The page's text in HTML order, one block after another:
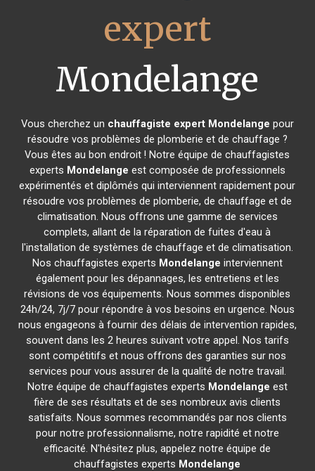
expert
Mondelange
Vous cherchez un chauffagiste expert Mondelange pour
résoudre vos problèmes de plomberie et de chauffage ?
Vous êtes au bon endroit ! Notre équipe de chauffagistes
experts Mondelange est composée de professionnels
expérimentés et diplômés qui interviennent rapidement pour
résoudre vos problèmes de plomberie, de chauffage et de
climatisation. Nous offrons une gamme de services
complets, allant de la réparation de fuites d'eau à
l'installation de systèmes de chauffage et de climatisation.
Nos chauffagistes experts Mondelange interviennent
également pour les dépannages, les entretiens et les
révisions de vos équipements. Nous sommes disponibles
24h/24, 7j/7 pour répondre à vos besoins en urgence. Nous
nous engageons à fournir des délais de intervention rapides,
souvent dans les 2 heures suivant votre appel. Nos tarifs
sont compétitifs et nous offrons des garanties sur nos
services pour vous assurer de la qualité de notre travail.
Notre équipe de chauffagistes experts Mondelange est
fière de ses résultats et de ses nombreux avis clients
satisfaits. Nous sommes recommandés par nos clients
pour notre professionnalisme, notre rapidité et notre
efficacité. N'hésitez plus, appelez notre équipe de
chauffagistes experts Mondelange